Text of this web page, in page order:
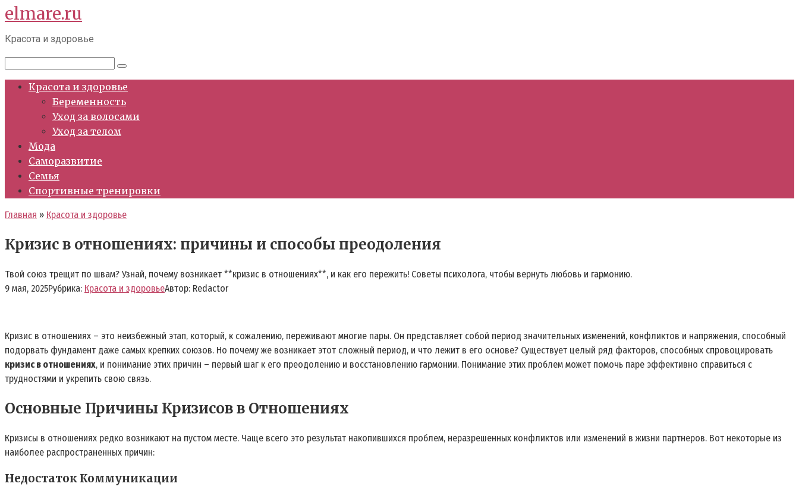
Перейти
к
контенту
elmare.ru
Красота и здоровье
Красота и здоровье
Беременность
Уход за волосами
Уход за телом
Мода
Саморазвитие
Семья
Спортивные тренировки
Главная » Красота и здоровье
Кризис в отношениях: причины и способы преодоления
Твой союз трещит по швам? Узнай, почему возникает **кризис в отношениях**, и как его пережить! Советы психолога, чтобы вернуть любовь и гармонию.
9 мая, 2025Рубрика: Красота и здоровьеАвтор: Redactor
Кризис в отношениях – это неизбежный этап‚ который‚ к сожалению‚ переживают многие пары. Он представляет собой период значительных изменений‚ конфликтов и напряжения‚ способный
подорвать фундамент даже самых крепких союзов. Но почему же возникает этот сложный период‚ и что лежит в его основе? Существует целый ряд факторов‚ способных спровоцировать
кризис в отношениях‚ и понимание этих причин – первый шаг к его преодолению и восстановлению гармонии. Понимание этих проблем может помочь паре эффективно справиться с
трудностями и укрепить свою связь.
Основные Причины Кризисов в Отношениях
Кризисы в отношениях редко возникают на пустом месте. Чаще всего это результат накопившихся проблем‚ неразрешенных конфликтов или изменений в жизни партнеров. Вот некоторые из
наиболее распространенных причин:
Недостаток Коммуникации